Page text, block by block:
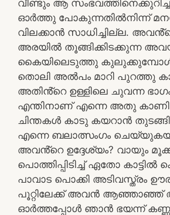
വീണ്ടും ആ
ഓർത്തു പോകുന്നതിൽനിന്ന്
വിലക്കാൻ സാധിച്ചില്ല.
അരയിൽ തൂങ്ങിക്കിടക്കുന്ന
കൈയിലെടുത്തു കുലുക്കുമ്പോൾ
തൊലി അൽപം മാറി പുറത്തു
അതിൻ്റെ ഉള്ളിലെ ചുവന്ന
എന്തിനാണ് എന്നെ അതു
ചിന്തകൾ കാടു കയറാൻ തുടങ്ങി.)
എന്നെ ബലാത്സംഗം
അവൻ്റെ ഉദ്ദേശ്യം? വായും
പൊത്തിപ്പിടിച്ച് ഏതോ കാട്ടിൽ
പാവാട പൊക്കി അടിവസ്ത്രം
പൂറ്റിലേക്ക് അവൻ ആഞ്ഞാഞ്ഞ്
ഓർത്തപ്പോൾ ഞാൻ ഭയന്ന്